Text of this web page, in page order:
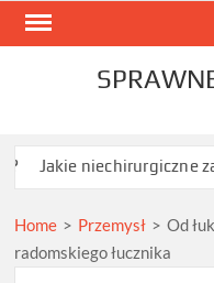
Skip
zabiegi na
Home > Przemysł > Od
radomskiego łucznika